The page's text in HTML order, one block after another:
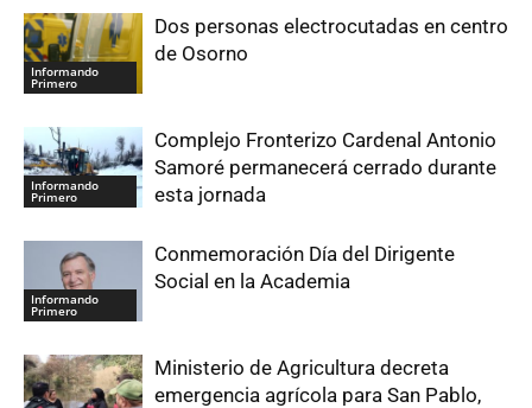
Informando
Primero
Dos personas electrocutadas en centro
de Osorno
Informando
Primero
Complejo Fronterizo Cardenal Antonio
Samoré permanecerá cerrado durante
esta jornada
Informando
Primero
Conmemoración Día del Dirigente
Social en la Academia
Ministerio de Agricultura decreta
emergencia agrícola para San Pablo,